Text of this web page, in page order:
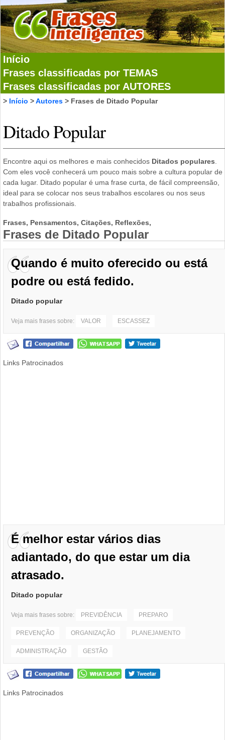
Início
Frases classificadas por TEMAS
Frases classificadas por AUTORES
> Início >Autores > Frases de Ditado Popular
Ditado Popular
Encontre aqui os melhores e mais conhecidos Ditados populares
Com eles você conhecerá um pouco mais sobre a cultura popular de
cada lugar. Ditado popular é uma frase curta, de fácil compreensão,
ideal para se colocar nos seus trabalhos escolares ou nos seus
trabalhos profissionais.
Frases, Pensamentos, Citações, Reflexões,
Frases de Ditado Popular
Quando é muito oferecido ou está
podre ou está fedido.
Ditado popular
Veja mais frases sobre: VALOR ESCASSEZ
Links Patrocinados
É melhor estar vários dias
adiantado, do que estar um dia
atrasado.
Ditado popular
Veja mais frases sobre: PREVIDÊNCIA PREPARO
PREVENÇÃO ORGANIZAÇÃO PLANEJAMENTO
ADMINISTRAÇÃO GESTÃO
Links Patrocinados